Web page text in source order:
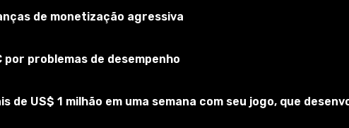
de monetização agressiva
problemas de desempenho
US$ 1 milhão em uma semana com seu jogo, que